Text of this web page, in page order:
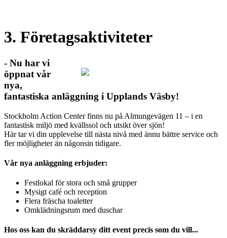
3. Företagsaktiviteter
- Nu har vi
öppnat vår
nya,
fantastiska anläggning i Upplands Väsby!
Stockholm Action Center finns nu på Almungevägen 11 – i en
fantastisk miljö med kvällssol och utsikt över sjön!
Här tar vi din upplevelse till nästa nivå med ännu bättre service och
fler möjligheter än någonsin tidigare.
Vår nya anläggning erbjuder:
Festlokal för stora och små grupper
Mysigt café och reception
Flera fräscha toaletter
Omklädningsrum med duschar
Hos oss kan du skräddarsy ditt event precis som du vill...